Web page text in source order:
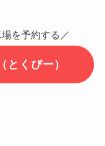
を予約する／
とくぴー）